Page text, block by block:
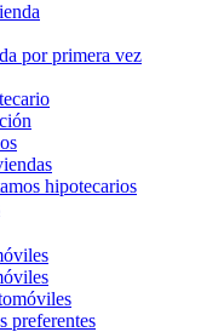
por primera vez
hipotecarios
preferentes